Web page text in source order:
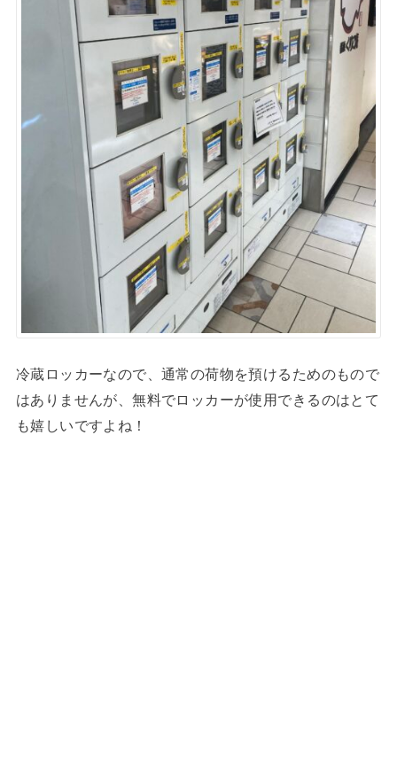
冷蔵ロッカーなので、通常の荷物を預けるためのもので
はありませんが、無料でロッカーが使用できるのはとて
も嬉しいですよね！